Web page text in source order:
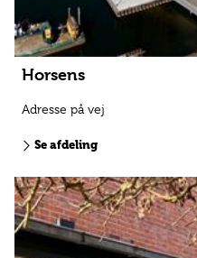
Horsens
Adresse på vej
Se afdeling